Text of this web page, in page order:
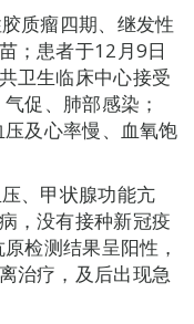
质瘤四期、继发性
；患者于12月9日
卫生临床中心接受
促、肺部感染；
及心率慢、血氧饱
、甲状腺功能亢
，没有接种新冠疫
检测结果呈阳性，
治疗，及后出现急